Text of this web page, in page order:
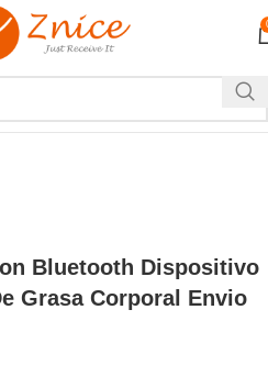
Bluetooth Dispositivo
Grasa Corporal Envio